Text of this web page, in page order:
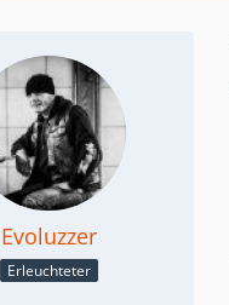
Evoluzzer
Erleuchteter